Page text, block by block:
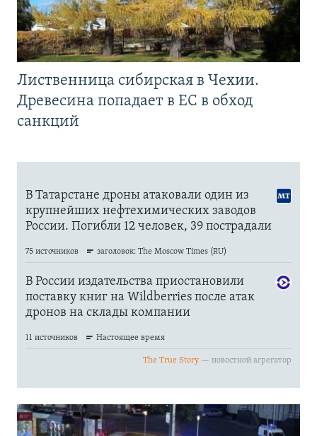
Лиственница сибирская в Чехии.
Древесина попадает в ЕС в обход
санкций